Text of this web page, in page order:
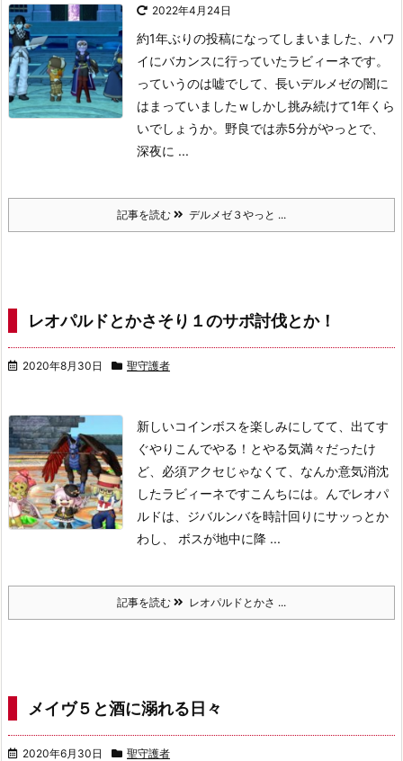
2022年4月24日
約1年ぶりの投稿になってしまいました、ハワ
イにバカンスに行っていたラビィーネです。
っていうのは嘘でして、長いデルメゼの闇に
はまっていましたｗ しかし挑み続けて1年くら
いでしょうか。野良では赤5分がやっとで、
深夜に ...
記事を読む デルメゼ３やっと ...
レオパルドとかさそり１のサポ討伐とか！
2020年8月30日 聖守護者
新しいコインボスを楽しみにしてて、出てす
ぐやりこんでやる！とやる気満々だったけ
ど、必須アクセじゃなくて、なんか意気消沈
したラビィーネですこんちには。
んでレオパ
ルドは、ジバルンバを時計回りにサッっとか
わし、 ボスが地中に降 ...
記事を読む レオパルドとかさ ...
メイヴ５と酒に溺れる日々
2020年6月30日 聖守護者